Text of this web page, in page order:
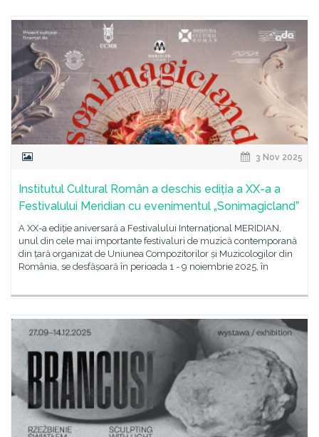
3 Nov 2025
Institutul Cultural Român a deschis ediția a XX-a a
Festivalului Meridian cu evenimentul „Sonimagiclandˮ
A XX-a ediție aniversară a Festivalului Internațional MERIDIAN,
unul din cele mai importante festivaluri de muzică contemporană
din țară organizat de Uniunea Compozitorilor și Muzicologilor din
România, se desfășoară în perioada 1 - 9 noiembrie 2025, în